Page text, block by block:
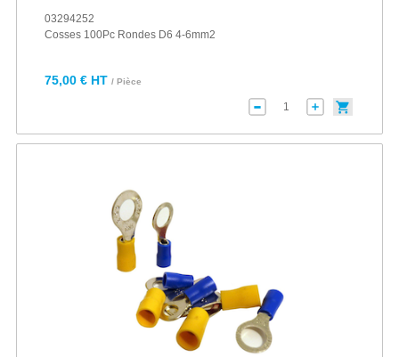
03294252
Cosses 100Pc Rondes D6 4-6mm2
75,00 € HT / Pièce